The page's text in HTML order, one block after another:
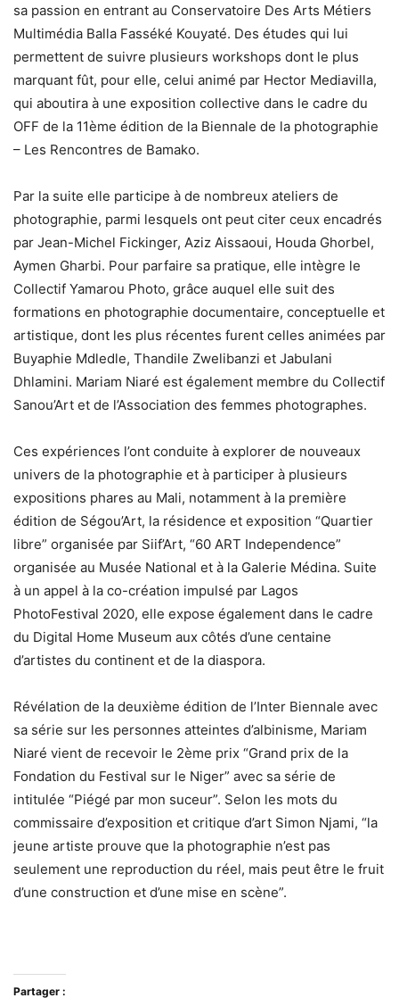
sa passion en entrant au Conservatoire Des Arts Métiers
Multimédia Balla Fasséké Kouyaté. Des études qui lui
permettent de suivre plusieurs workshops dont le plus
marquant fût, pour elle, celui animé par Hector Mediavilla,
qui aboutira à une exposition collective dans le cadre du
OFF de la 11ème édition de la Biennale de la photographie
– Les Rencontres de Bamako.
Par la suite elle participe à de nombreux ateliers de
photographie, parmi lesquels ont peut citer ceux encadrés
par Jean-Michel Fickinger, Aziz Aissaoui, Houda Ghorbel,
Aymen Gharbi. Pour parfaire sa pratique, elle intègre le
Collectif Yamarou Photo, grâce auquel elle suit des
formations en photographie documentaire, conceptuelle et
artistique, dont les plus récentes furent celles animées par
Buyaphie Mdledle, Thandile Zwelibanzi et Jabulani
Dhlamini. Mariam Niaré est également membre du Collectif
Sanou’Art et de l’Association des femmes photographes.
Ces expériences l’ont conduite à explorer de nouveaux
univers de la photographie et à participer à plusieurs
expositions phares au Mali, notamment à la première
édition de Ségou’Art, la résidence et exposition “Quartier
libre” organisée par Siif’Art, “60 ART Independence”
organisée au Musée National et à la Galerie Médina. Suite
à un appel à la co-création impulsé par Lagos
PhotoFestival 2020, elle expose également dans le cadre
du Digital Home Museum aux côtés d’une centaine
d’artistes du continent et de la diaspora.
Révélation de la deuxième édition de l’Inter Biennale avec
sa série sur les personnes atteintes d’albinisme, Mariam
Niaré vient de recevoir le 2ème prix “Grand prix de la
Fondation du Festival sur le Niger” avec sa série de
intitulée “Piégé par mon suceur”. Selon les mots du
commissaire d’exposition et critique d’art Simon Njami, “la
jeune artiste prouve que la photographie n’est pas
seulement une reproduction du réel, mais peut être le fruit
d’une construction et d’une mise en scène”.
Partager :